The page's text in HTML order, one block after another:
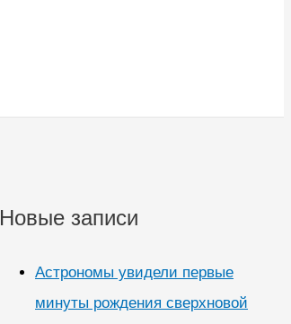
Новые записи
Астрономы увидели первые
минуты рождения сверхновой